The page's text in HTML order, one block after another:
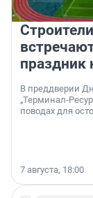
праздник
В преддверии
„Терминал-
поводах для
7 августа, 18:00